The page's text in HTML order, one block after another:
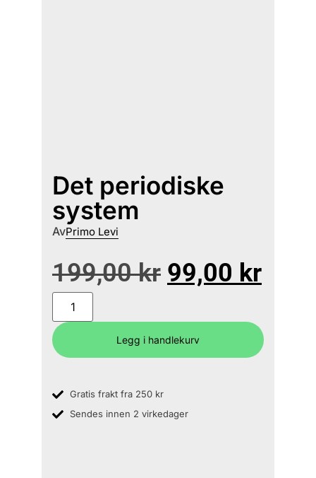
Det periodiske
system
AvPrimo Levi
199,00kr 99,00 kr
Legg i handlekurv
Gratis frakt fra 250 kr
Sendes innen 2 virkedager